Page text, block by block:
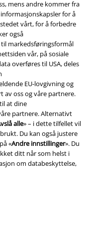
mens andre kommer fra
for å
vårt, for å forbedre
også
markedsføringsformål
vår, på sosiale
overføres til USA, deles
EU-lovgivning og
av oss og våre partnere.
at dine
partnere. Alternativt
alle» – i dette tilfellet vil
Du kan også justere
«Andre innstillinger». Du
ditt når som helst i
om databeskyttelse,